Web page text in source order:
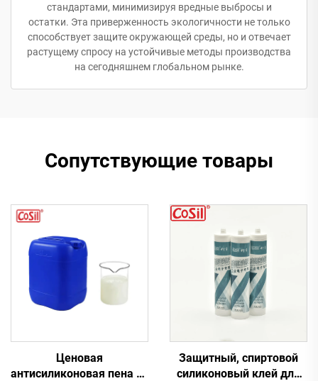
стандартами, минимизируя вредные выбросы и
остатки. Эта приверженность экологичности не только
способствует защите окружающей среды, но и отвечает
растущему спросу на устойчивые методы производства
на сегодняшнем глобальном рынке.
Сопутствующие товары
Ценовая
антисиликоновая пена от
Защитный, спиртовой
силиконовый клей для